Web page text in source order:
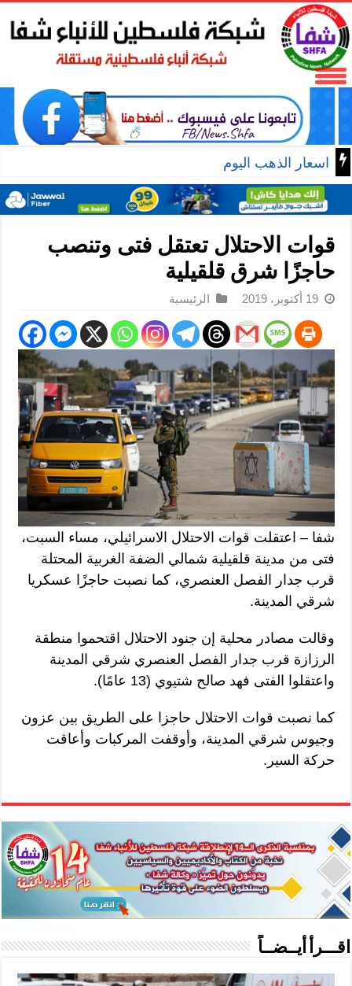
اسعار الذهب اليوم
قوات الاحتلال تعتقل فتى وتنصب
حاجزًا شرق قلقيلية
19 أكتوبر، 2019 الرئيسية
شفا – اعتقلت قوات الاحتلال الاسرائيلي، مساء السبت،
فتى من مدينة قلقيلية شمالي الضفة الغربية المحتلة
قرب جدار الفصل العنصري، كما نصبت حاجزًا عسكريا
شرقي المدينة.
وقالت مصادر محلية إن جنود الاحتلال اقتحموا منطقة
الرزازة قرب جدار الفصل العنصري شرقي المدينة
واعتقلوا الفتى فهد صالح شتيوي (13 عامًا).
كما نصبت قوات الاحتلال حاجزا على الطريق بين عزون
وجيوس شرقي المدينة، وأوقفت المركبات وأعاقت
حركة السير.
اقـــرأ أيــضــاً